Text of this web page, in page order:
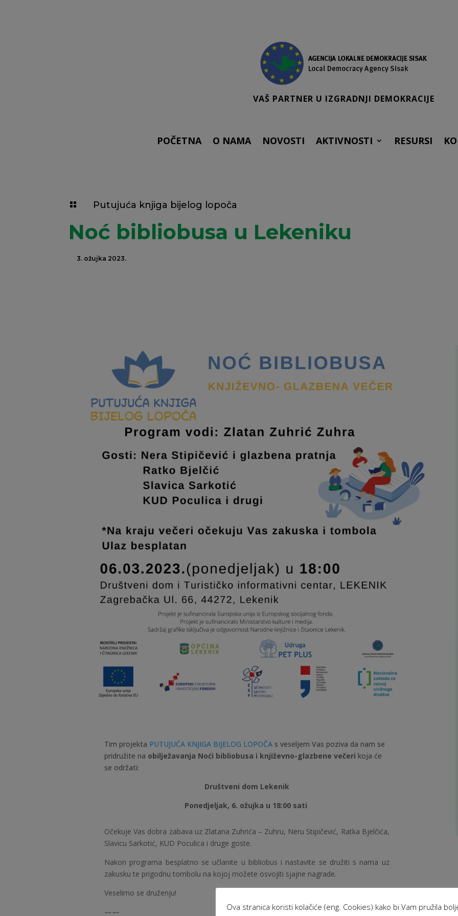
VAŠ PARTNER U IZGRADNJI DEMOKRACIJE
POČETNA O NAMA NOVOSTI AKTIVNOSTI RESURSI
 Putujuća knjiga bijelog lopoča
Noć bibliobusa u Lekeniku
3. ožujka 2023.
Tim projekta PUTUJUĆA KNJIGA BIJELOG LOPOČA s veseljem Vas poziva da nam se
pridružite na obilježavanja Noći bibliobusa i književno-glazbene večeri koja će
se održati:
Društveni dom Lekenik
Ponedjeljak, 6. ožujka u 18:00 sati
Očekuje Vas dobra zabava uz Zlatana Zuhrića – Zuhru, Neru Stipičević, Ratka Bjelčića,
Slavicu Sarkotić, KUD Poculica i druge goste.
Nakon programa besplatno se učlanite u bibliobus i nastavite se družiti s nama uz
zakusku te prigodnu tombolu na kojoj možete osvojiti sjajne nagrade.
Veselimo se druženju!
——
Ova stranica koristi kolačiće (eng. Cookies) kako bi Vam pružila